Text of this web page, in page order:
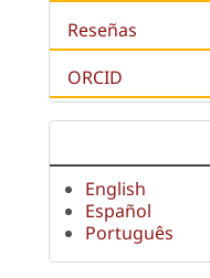
Reseñas
ORCID
English
Español
Português